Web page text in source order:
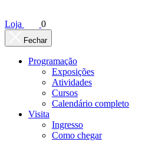
Loja 0
Fechar
Programação
Exposições
Atividades
Cursos
Calendário completo
Visita
Ingresso
Como chegar